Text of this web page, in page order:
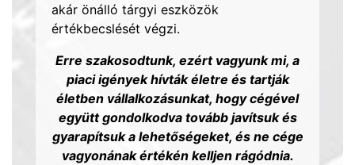
akár önálló tárgyi eszközök
értékbecslését végzi.
Erre szakosodtunk, ezért vagyunk mi, a
piaci igények hívták életre és tartják
életben vállalkozásunkat, hogy cégével
együtt gondolkodva tovább javítsuk és
gyarapítsuk a lehetőségeket, és ne cége
vagyonának értékén kelljen rágódnia.